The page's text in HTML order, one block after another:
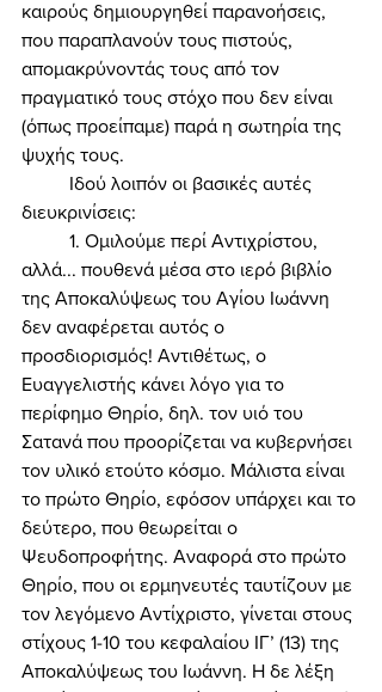
καιρούς δημιουργηθεί παρανοήσεις,
που παραπλανούν τους πιστούς,
απομακρύνοντάς τους από τον
πραγματικό τους στόχο που δεν είναι
(όπως προείπαμε) παρά η σωτηρία της
ψυχής τους.
διευκρινίσεις:
αλλά... πουθενά μέσα στο ιερό βιβλίο
της Αποκαλύψεως του Αγίου Ιωάννη
δεν αναφέρεται αυτός ο
προσδιορισμός! Αντιθέτως, ο
Ευαγγελιστής κάνει λόγο για το
περίφημο Θηρίο, δηλ. τον υιό του
Σατανά που προορίζεται να κυβερνήσει
τον υλικό ετούτο κόσμο. Μάλιστα είναι
το πρώτο Θηρίο, εφόσον υπάρχει και το
δεύτερο, που θεωρείται ο
Ψευδοπροφήτης. Αναφορά στο πρώτο
Θηρίο, που οι ερμηνευτές ταυτίζουν με
τον λεγόμενο Αντίχριστο, γίνεται στους
στίχους 1-10 του κεφαλαίου ΙΓ’ (13) της
Αποκαλύψεως του Ιωάννη. Η δε λέξη